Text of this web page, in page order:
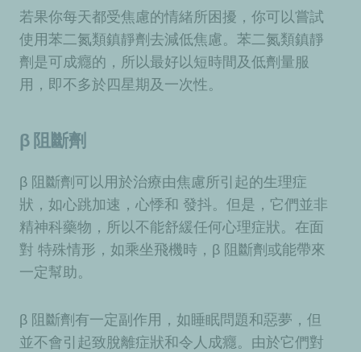
若果你每天都受焦慮的情緒所困擾，你可以嘗試
使用苯二氮類鎮靜劑去減低焦慮。苯二氮類鎮靜
劑是可成癮的，所以最好以短時間及低劑量服
用，即不多於四星期及一次性。
β 阻斷劑
β 阻斷劑可以用於治療由焦慮所引起的生理症
狀，如心跳加速，心悸和 發抖。但是，它們並非
精神科藥物，所以不能舒緩任何心理症狀。在面
對 特殊情形，如乘坐飛機時，β 阻斷劑或能帶來
一定幫助。
β 阻斷劑有一定副作用，如睡眠問題和惡夢，但
並不會引起致脫離症狀和令人成癮。由於它們對